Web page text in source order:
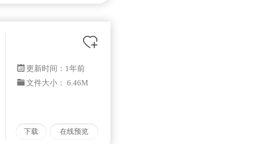
更新时间： 1年前
文件大小： 6.46M
下载 在线预览